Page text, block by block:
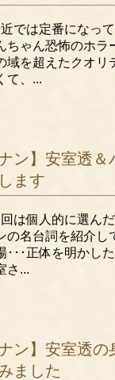
では定番になっ
ちゃん恐怖のホ
域を超えたクオリ
て、...
ン】安室透＆
ます
は個人的に選ん
の名台詞を紹介
･･･正体を明かし
さ...
ン】安室透
ました